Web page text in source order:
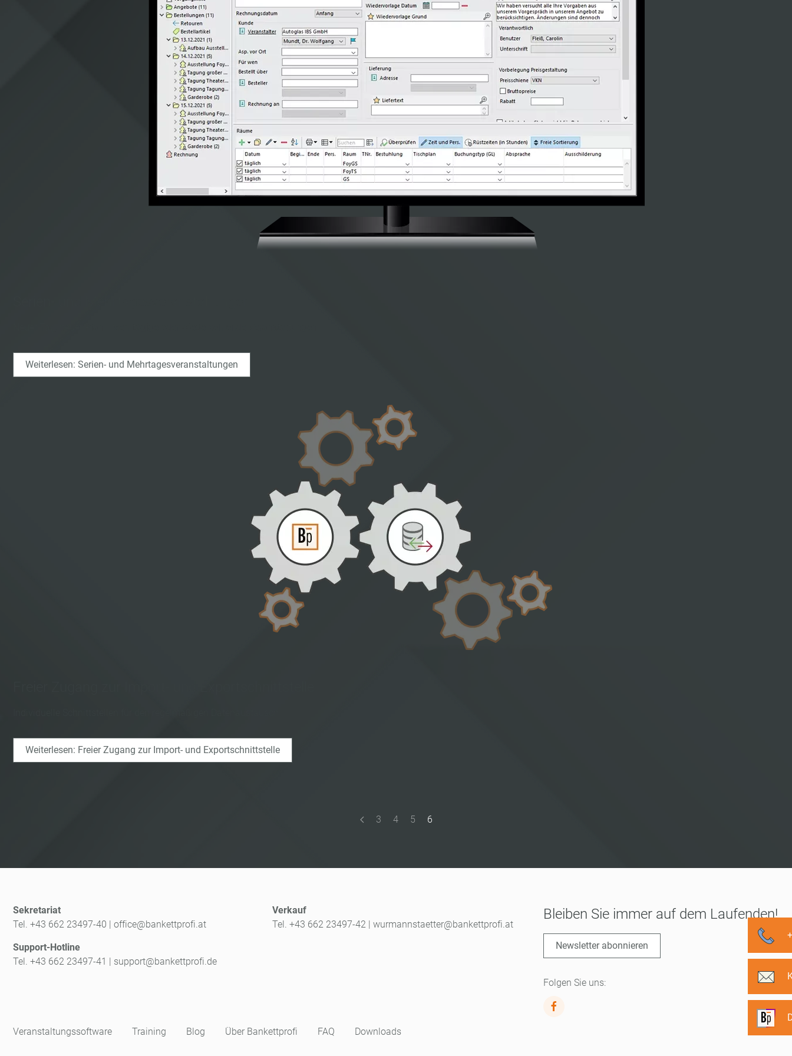
Weiterlesen: Serien- und Mehrtagesveranstaltungen
Weiterlesen: Freier Zugang zur Import- und Exportschnittstelle
3 4 5 6
Sekretariat
Tel. +43 662 23497-40 | office@bankettprofi.at
Support-Hotline
Tel. +43 662 23497-41 | support@bankettprofi.de
Verkauf
Tel. +43 662 23497-42 | wurmannstaetter@bankettprofi.at
Veranstaltungssoftware Training Blog Über Bankettprofi FAQ Downloads
Bleiben Sie immer auf dem Laufenden!
Newsletter abonnieren
Folgen Sie uns: